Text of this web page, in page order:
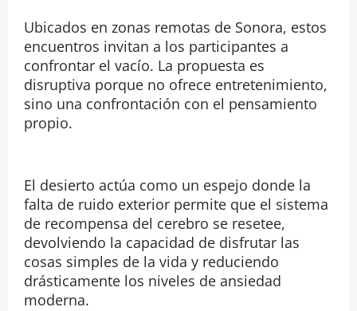
Ubicados en zonas remotas de Sonora, estos
encuentros invitan a los participantes a
confrontar el vacío. La propuesta es
disruptiva porque no ofrece entretenimiento,
sino una confrontación con el pensamiento
propio.
El desierto actúa como un espejo donde la
falta de ruido exterior permite que el sistema
de recompensa del cerebro se resetee,
devolviendo la capacidad de disfrutar las
cosas simples de la vida y reduciendo
drásticamente los niveles de ansiedad
moderna.